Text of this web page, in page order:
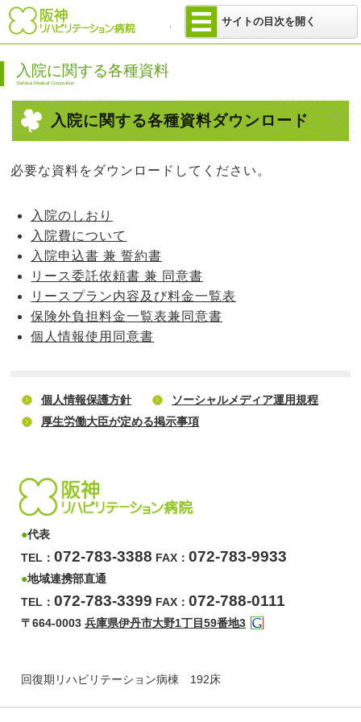
医療法人 せい
サイトの目次を開く
入院に関する各種資料
Seifukai Medical Corporation
入院に関する各種資料ダウンロード
必要な資料をダウンロードしてください。
入院のしおり
入院費について
入院申込書 兼 誓約書
リース委託依頼書 兼 同意書
リースプラン内容及び料金一覧表
保険外負担料金一覧表兼同意書
個人情報使用同意書
個人情報保護方針
ソーシャルメディア運用規程
厚生労働大臣が定める掲示事項
●代表
TEL：072-783-3388 FAX：072-783-9933
●地域連携部直通
TEL：072-783-3399 FAX：072-788-0111
〒664-0003兵庫県伊丹市大野1丁目59番地3
回復期リハビリテーション病棟 192床